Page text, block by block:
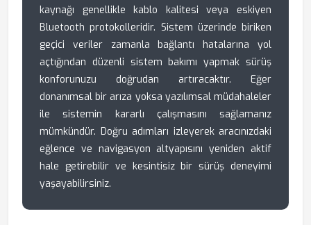
kaynağı genellikle kablo kalitesi veya eskiyen
Bluetooth protokolleridir. Sistem üzerinde biriken
geçici veriler zamanla bağlantı hatalarına yol
açtığından düzenli sistem bakımı yapmak sürüş
konforunuzu doğrudan artıracaktır. Eğer
donanımsal bir arıza yoksa yazılımsal müdahaleler
ile sistemin kararlı çalışmasını sağlamanız
mümkündür. Doğru adımları izleyerek aracınızdaki
eğlence ve navigasyon altyapısını yeniden aktif
hale getirebilir ve kesintisiz bir sürüş deneyimi
yaşayabilirsiniz.